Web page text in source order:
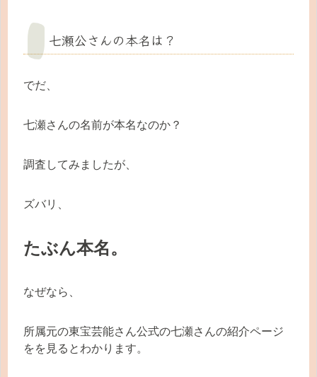
七瀬公さんの本名は？
でだ、
七瀬さんの名前が本名なのか？
調査してみましたが、
ズバリ、
たぶん本名。
なぜなら、
所属元の東宝芸能さん公式の七瀬さんの紹介ページ
をを見るとわかります。